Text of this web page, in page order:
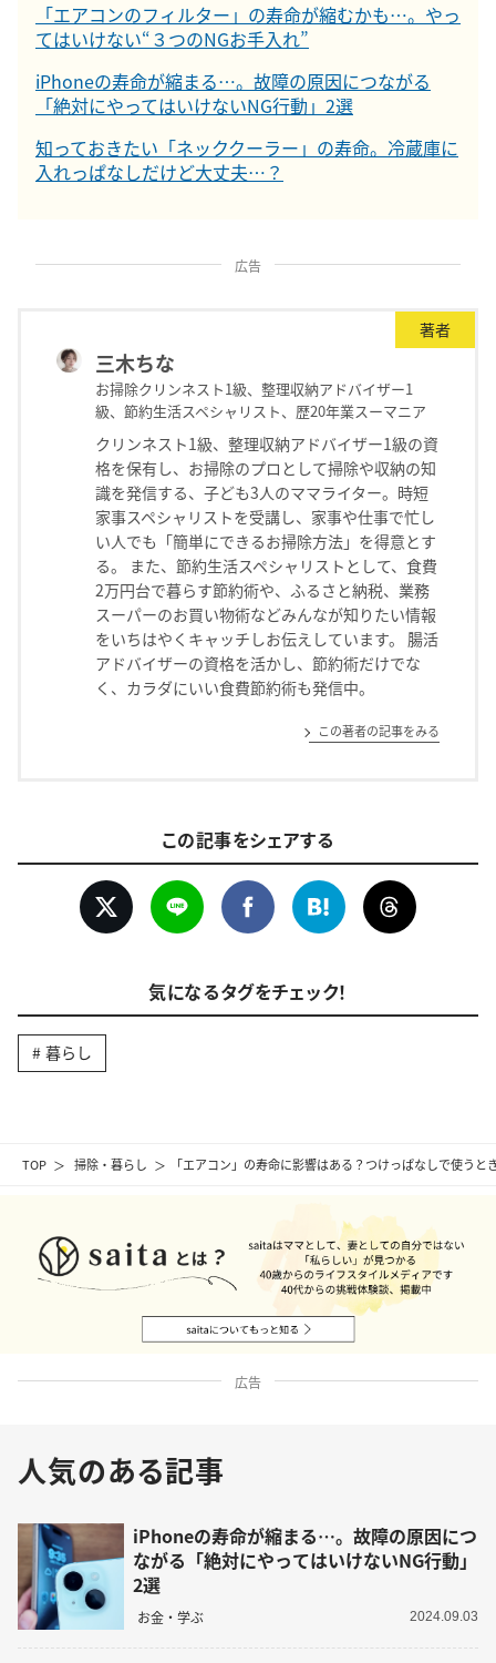
TOP 掃除・暮らし 「エアコン」の寿命に影響はある？つけっぱなしで使うと
「エアコンのフィルター」の寿命が縮むかも…。やっ
てはいけない“３つのNGお手入れ”
iPhoneの寿命が縮まる…。故障の原因につながる
「絶対にやってはいけないNG行動」2選
知っておきたい「ネッククーラー」の寿命。冷蔵庫に
入れっぱなしだけど大丈夫…？
広告
著者
三木ちな
お掃除クリンネスト1級、整理収納アドバイザー1
級、節約生活スペシャリスト、歴20年業スーマニア
クリンネスト1級、整理収納アドバイザー1級の資
格を保有し、お掃除のプロとして掃除や収納の知
識を発信する、子ども3人のママライター。時短
家事スペシャリストを受講し、家事や仕事で忙し
い人でも「簡単にできるお掃除方法」を得意とす
る。 また、節約生活スペシャリストとして、食費
2万円台で暮らす節約術や、ふるさと納税、業務
スーパーのお買い物術などみんなが知りたい情報
をいちはやくキャッチしお伝えしています。 腸活
アドバイザーの資格を活かし、節約術だけでな
く、カラダにいい食費節約術も発信中。
この著者の記事をみる
この記事をシェアする
気になるタグをチェック！
暮らし
広告
人気のある記事
iPhoneの寿命が縮まる…。故障の原因につ
ながる「絶対にやってはいけないNG行動」
2選
お金・学ぶ 2024.09.03